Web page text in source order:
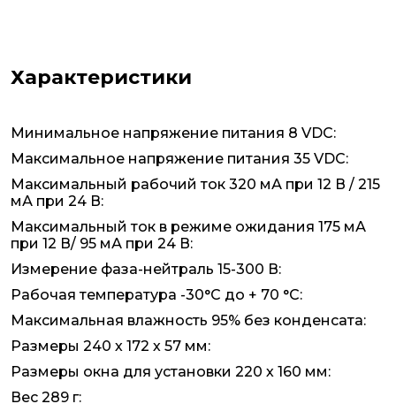
Характеристики
Минимальное напряжение питания 8 VDC:
Максимальное напряжение питания 35 VDC:
Максимальный рабочий ток 320 мА при 12 В / 215
мА при 24 В:
Максимальный ток в режиме ожидания 175 мА
при 12 В/ 95 мА при 24 В:
Измерение фаза-нейтраль 15-300 В:
Рабочая температура -30°C до + 70 °C:
Максимальная влажность 95% без конденсата:
Размеры 240 х 172 х 57 мм:
Размеры окна для установки 220 х 160 мм:
Вес 289 г: